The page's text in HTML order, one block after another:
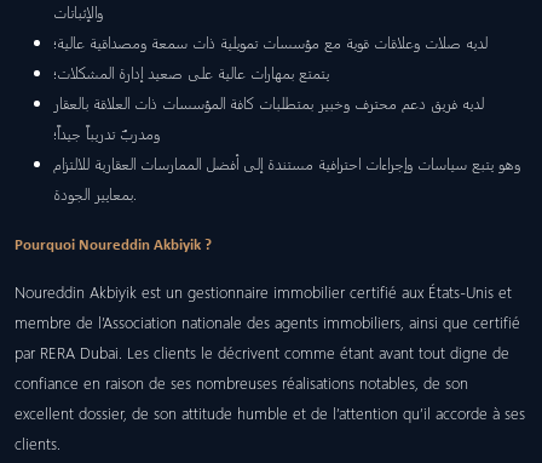
والإثباتات
لديه صلات وعلاقات قوية مع مؤسسات تمويلية ذات سمعة ومصداقية عالية؛
يتمتع بمهارات عالية على صعيد إدارة المشكلات؛
لديه فريق دعم محترف وخبير بمتطلبات كافة المؤسسات ذات العلاقة بالعقار
ومدربٌ تدريباً جيداً؛
وهو يتبع سياسات وإجراءات احترافية مستندة إلى أفضل الممارسات العقارية للالتزام
بمعايير الجودة.
Pourquoi Noureddin Akbiyik ?
Noureddin Akbiyik est un gestionnaire immobilier certifié aux États-Unis et
membre de l’Association nationale des agents immobiliers, ainsi que certifié
par RERA Dubai. Les clients le décrivent comme étant avant tout digne de
confiance en raison de ses nombreuses réalisations notables, de son
excellent dossier, de son attitude humble et de l’attention qu’il accorde à ses
clients.